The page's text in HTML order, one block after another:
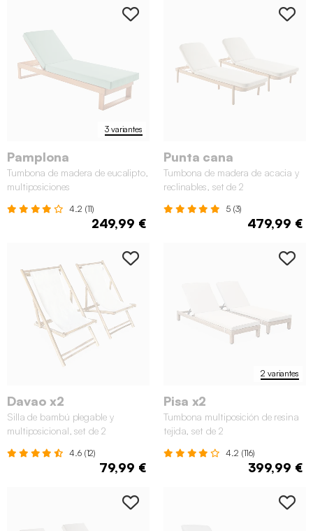
3 variantes
Pamplona
Tumbona de madera de eucalipto,
multiposiciones
4.2 (11)
249,99 €
Punta cana
Tumbona de madera de acacia y
reclinables, set de 2
5 (3)
479,99 €
Davao x2
Silla de bambú plegable y
multiposicional, set de 2
4.6 (12)
79,99 €
2 variantes
Pisa x2
Tumbona multiposición de resina
tejida, set de 2
4.2 (116)
399,99 €